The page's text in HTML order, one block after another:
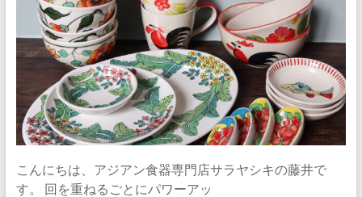
ナ
ム
食
器・
タ
イ
食
器・
こんにちは、アジアン食器専門店サラヤシキの藤井で
す。 回を重ねるごとにパワーアッ